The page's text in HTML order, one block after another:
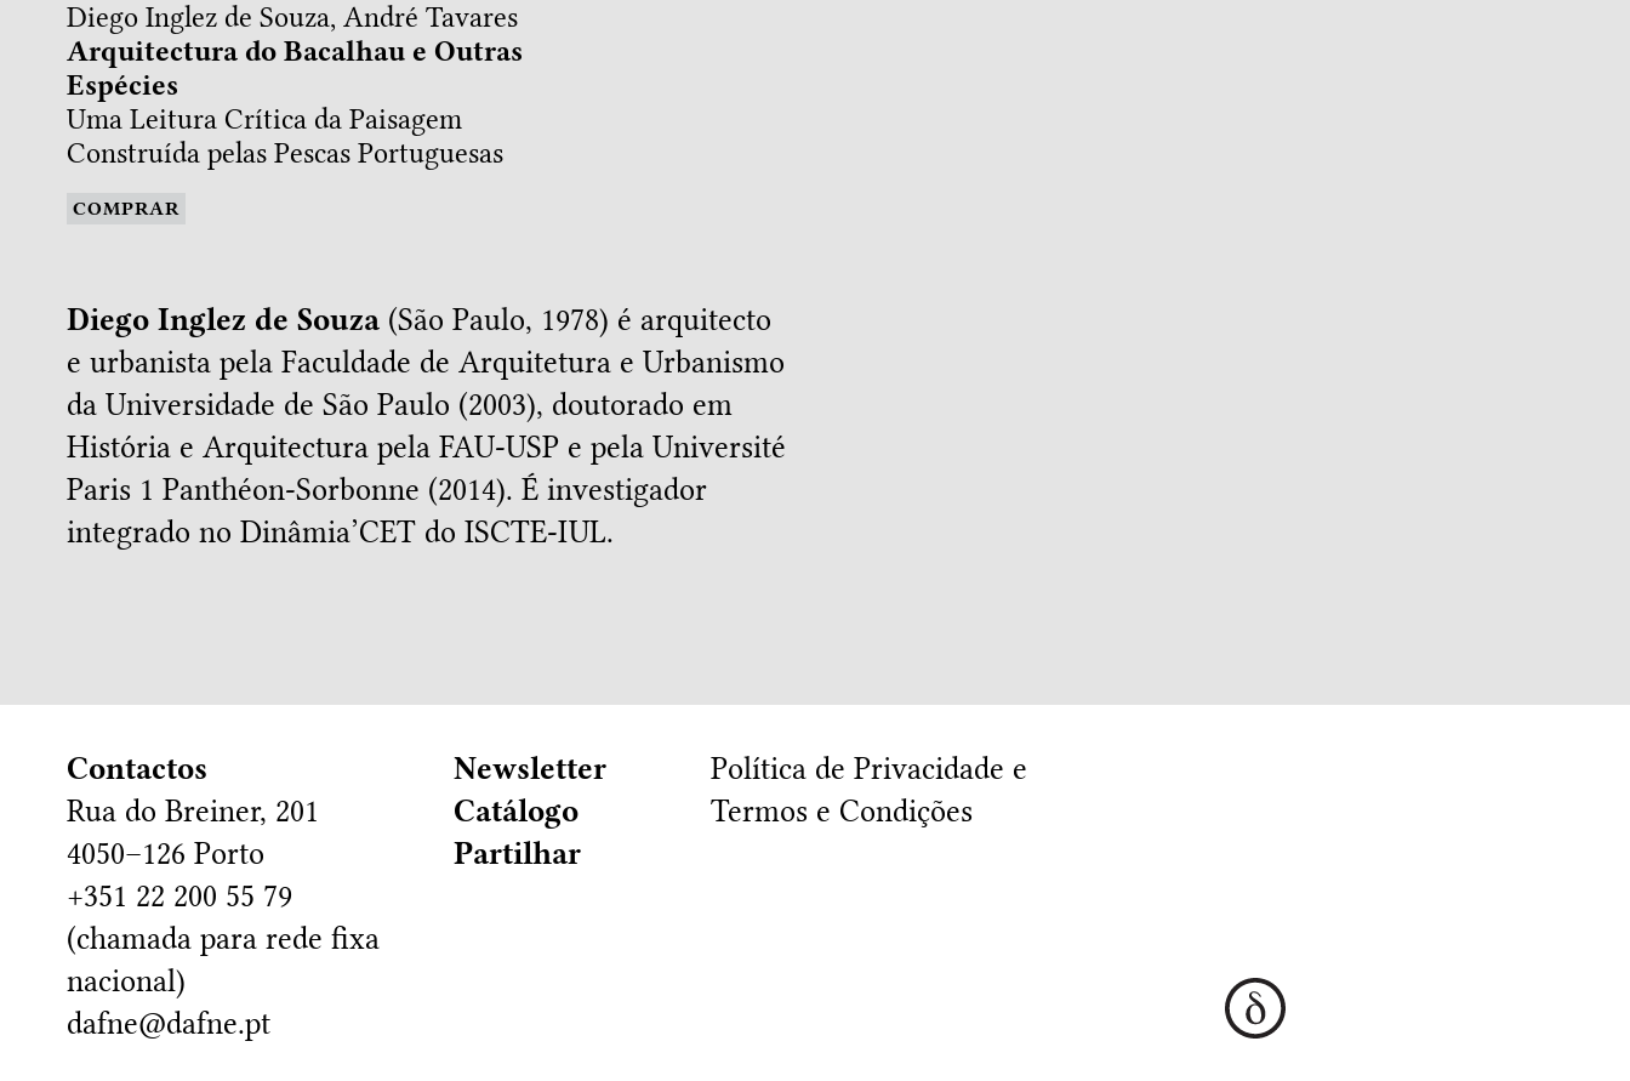
Diego Inglez de Souza, André Tavares
Arquitectura do Bacalhau e Outras
Espécies
Uma Leitura Crítica da Paisagem
Construída pelas Pescas Portuguesas
COMPRAR
Diego Inglez de Souza (São Paulo, 1978) é arquitecto
e urbanista pela Faculdade de Arquitetura e Urbanismo
da Universidade de São Paulo (2003), doutorado em
História e Arquitectura pela FAU-USP e pela Université
Paris 1 Panthéon-Sorbonne (2014). É investigador
integrado no Dinâmia’CET do ISCTE-IUL.
Contactos
Rua do Breiner, 201
4050–126 Porto
+351 22 200 55 79
(chamada para rede fixa
nacional)
dafne@dafne.pt
Newsletter
Catálogo
Partilhar
Política de Privacidade e
Termos e Condições